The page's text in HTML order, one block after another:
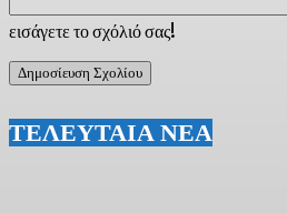
εισάγετε το σχόλιό σας!
ΤΕΛΕΥΤΑΙΑ ΝΕΑ